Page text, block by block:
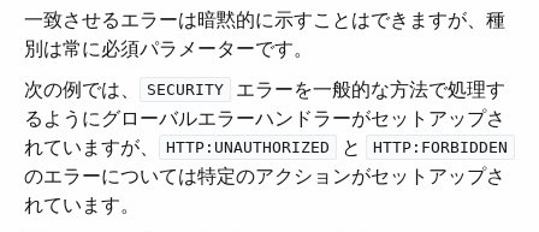
一致させるエラーは暗黙的に示すことはできますが、種
別は常に必須パラメーターです。
次の例では、​
SECURITY
​ エラーを一般的な方法で処理す
るようにグローバルエラーハンドラーがセットアップさ
れていますが、​
HTTP:UNAUTHORIZED ​ と ​ HTTP:FORBIDDEN
のエラーについては特定のアクションがセットアップさ
れています。